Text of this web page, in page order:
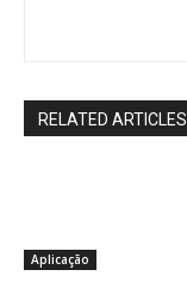
RELATED ARTICLES
Aplicação